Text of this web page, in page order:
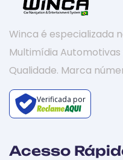
Winca é especializada
Multimídia
Qualidade. Marca
Verificada por
Acesso